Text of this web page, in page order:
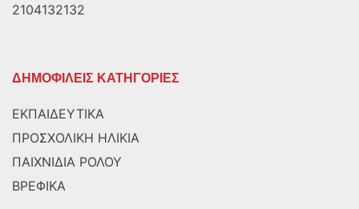
2104132132
ΔΗΜΟΦΙΛΕΙΣ ΚΑΤΗΓΟΡΙΕΣ
ΕΚΠΑΙΔΕΥΤΙΚΑ
ΠΡΟΣΧΟΛΙΚΗ ΗΛΙΚΙΑ
ΠΑΙΧΝΙΔΙΑ ΡΟΛΟΥ
ΒΡΕΦΙΚΑ